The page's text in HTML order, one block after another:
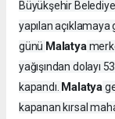
Büyükşehir
yapılan
günü Malatya
yağışından dolayı
kapandı. Malatya
kapanan kırsal